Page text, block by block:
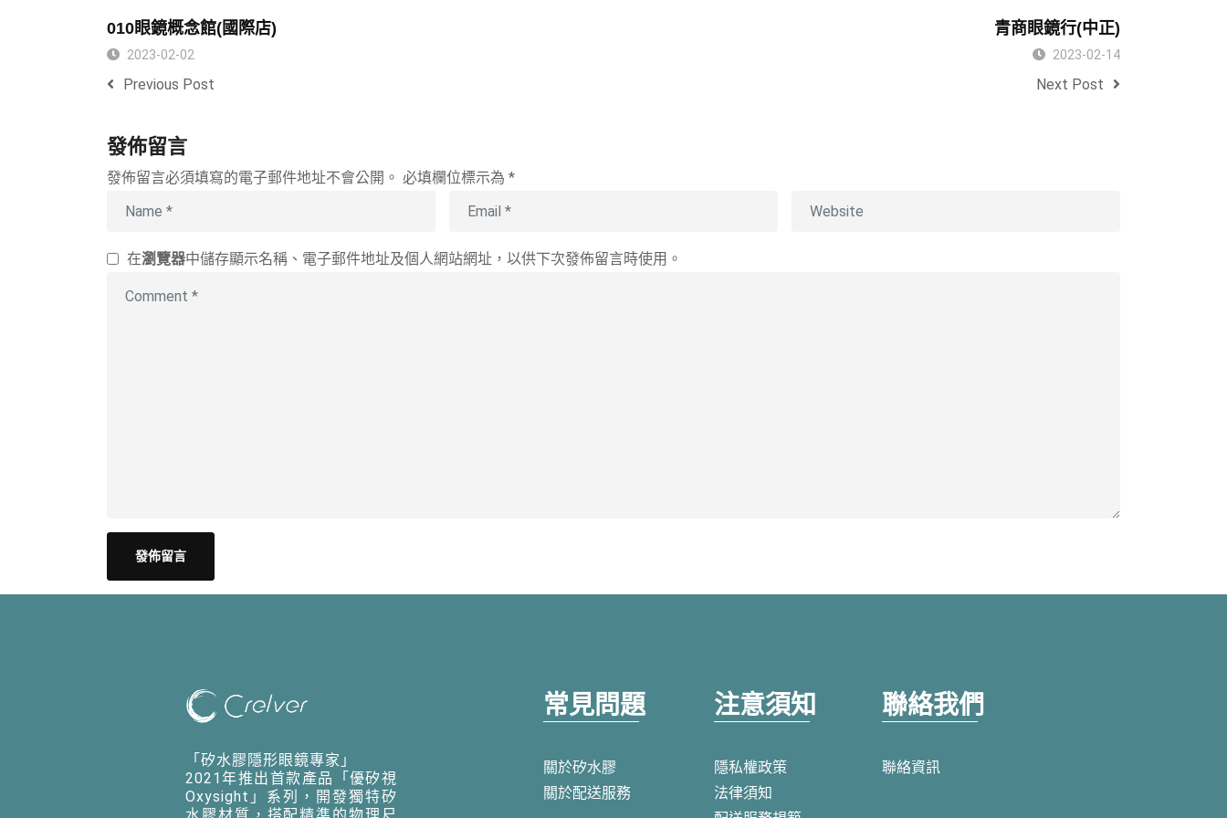
010眼鏡概念館(國際店)
2023-02-02
Previous Post
青商眼鏡行(中正)
2023-02-14
Next Post
發佈留言
發佈留言必須填寫的電子郵件地址不會公開。 必填欄位標示為 *
在瀏覽器中儲存顯示名稱、電子郵件地址及個人網站網址，以供下次發佈留言時使用。
「矽水膠隱形眼鏡專家」
2021年推出首款產品「優矽視
Oxysight」系列，開發獨特矽
水膠材質，搭配精準的物理尺
常見問題
關於矽水膠
關於配送服務
注意須知
隱私權政策
法律須知
聯絡我們
聯絡資訊